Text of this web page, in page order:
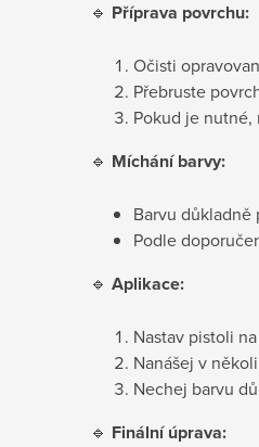
🔹 Příprava povrchu:
Očisti
Přebruste
Pokud je
🔹 Míchání barvy:
Barvu důkladně
Podle
🔹 Aplikace:
Nastav pistoli
Nanášej v
Nechej barvu
🔹 Finální úprava: